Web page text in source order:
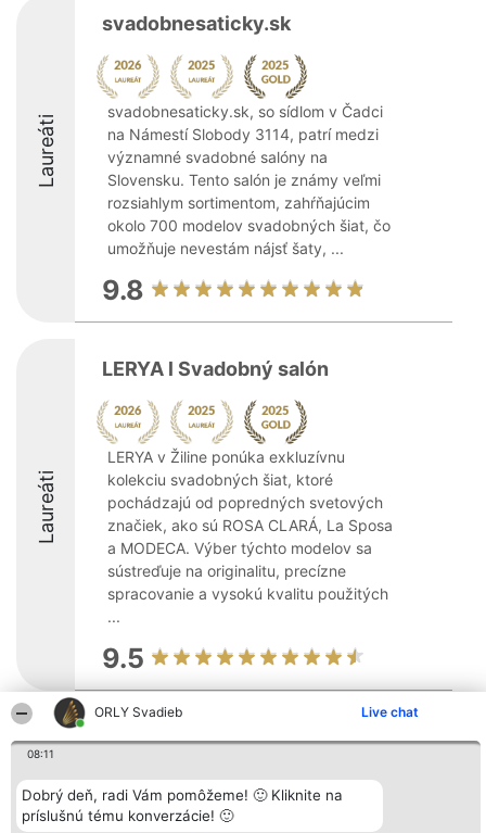
ORLY Svadieb Live chat
08:11
Dobrý deň, radi Vám pomôžeme! 🙂 Kliknite na
príslušnú tému konverzácie! 🙂
Laureáti
svadobnesaticky.sk
svadobnesaticky.sk, so sídlom v Čadci
na Námestí Slobody 3114, patrí medzi
významné svadobné salóny na
Slovensku. Tento salón je známy veľmi
rozsiahlym sortimentom, zahŕňajúcim
okolo 700 modelov svadobných šiat, čo
umožňuje nevestám nájsť šaty, ...
9.8
Laureáti
LERYA l Svadobný salón
LERYA v Žiline ponúka exkluzívnu
kolekciu svadobných šiat, ktoré
pochádzajú od popredných svetových
značiek, ako sú ROSA CLARÁ, La Sposa
a MODECA. Výber týchto modelov sa
sústreďuje na originalitu, precízne
spracovanie a vysokú kvalitu použitých
...
9.5
Organizátor hodnotenia
Bright Side Solutions sp. z o.
ul. Ruska 22
Wrocław 50-079
KRS 0000749100 | Regon
Laureáti
wszystkich
Laureatów
Podmienky
Kontakt